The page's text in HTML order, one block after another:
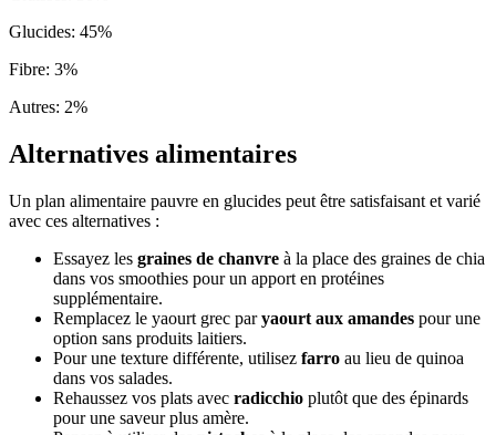
Glucides: 45%
Fibre: 3%
Autres: 2%
Alternatives alimentaires
Un plan alimentaire pauvre en glucides peut être satisfaisant et varié
avec ces alternatives :
Essayez les graines de chanvre à la place des graines de chia
dans vos smoothies pour un apport en protéines
supplémentaire.
Remplacez le yaourt grec paryaourt aux amandes pour une
option sans produits laitiers.
Pour une texture différente, utilisez farro au lieu de quinoa
dans vos salades.
Rehaussez vos plats avec radicchio plutôt que des épinards
pour une saveur plus amère.